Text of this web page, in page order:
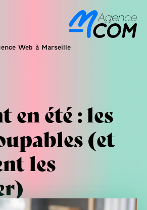
Web à Marseille
en été : les
(et
les